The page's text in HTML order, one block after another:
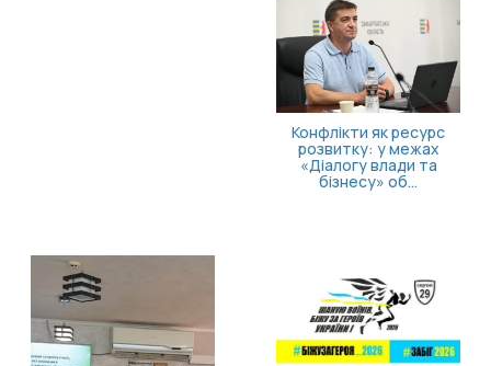
Конфлікти як ресурс
розвитку: у межах
«Діалогу влади та
бізнесу» об...